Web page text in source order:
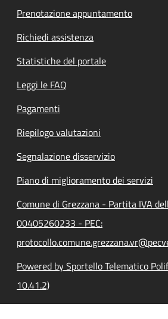
Prenotazione appuntamento
Richiedi assistenza
Statistiche del portale
Leggi le FAQ
Pagamenti
Riepilogo valutazioni
Segnalazione disservizio
Piano di miglioramento dei servizi
Comune di Grezzana - Partita IVA
00405260233 - PEC:
Powered by Sportello Telematico
10.41.2)